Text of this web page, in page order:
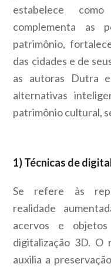
estabelece
complementa as
patrimônio,
das cidades e de
as autoras Dutra
alternativas
patrimônio cultural,
1) Técnicas de
Se refere às
realidade
acervos e
digitalização 3D.
auxilia a